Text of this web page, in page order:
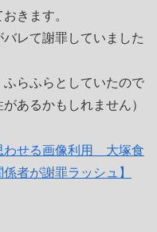
きます。
レて謝罪していました
ふらふらとしていたので
あるかもしれません）
わせる画像利用 大塚食
者が謝罪ラッシュ】